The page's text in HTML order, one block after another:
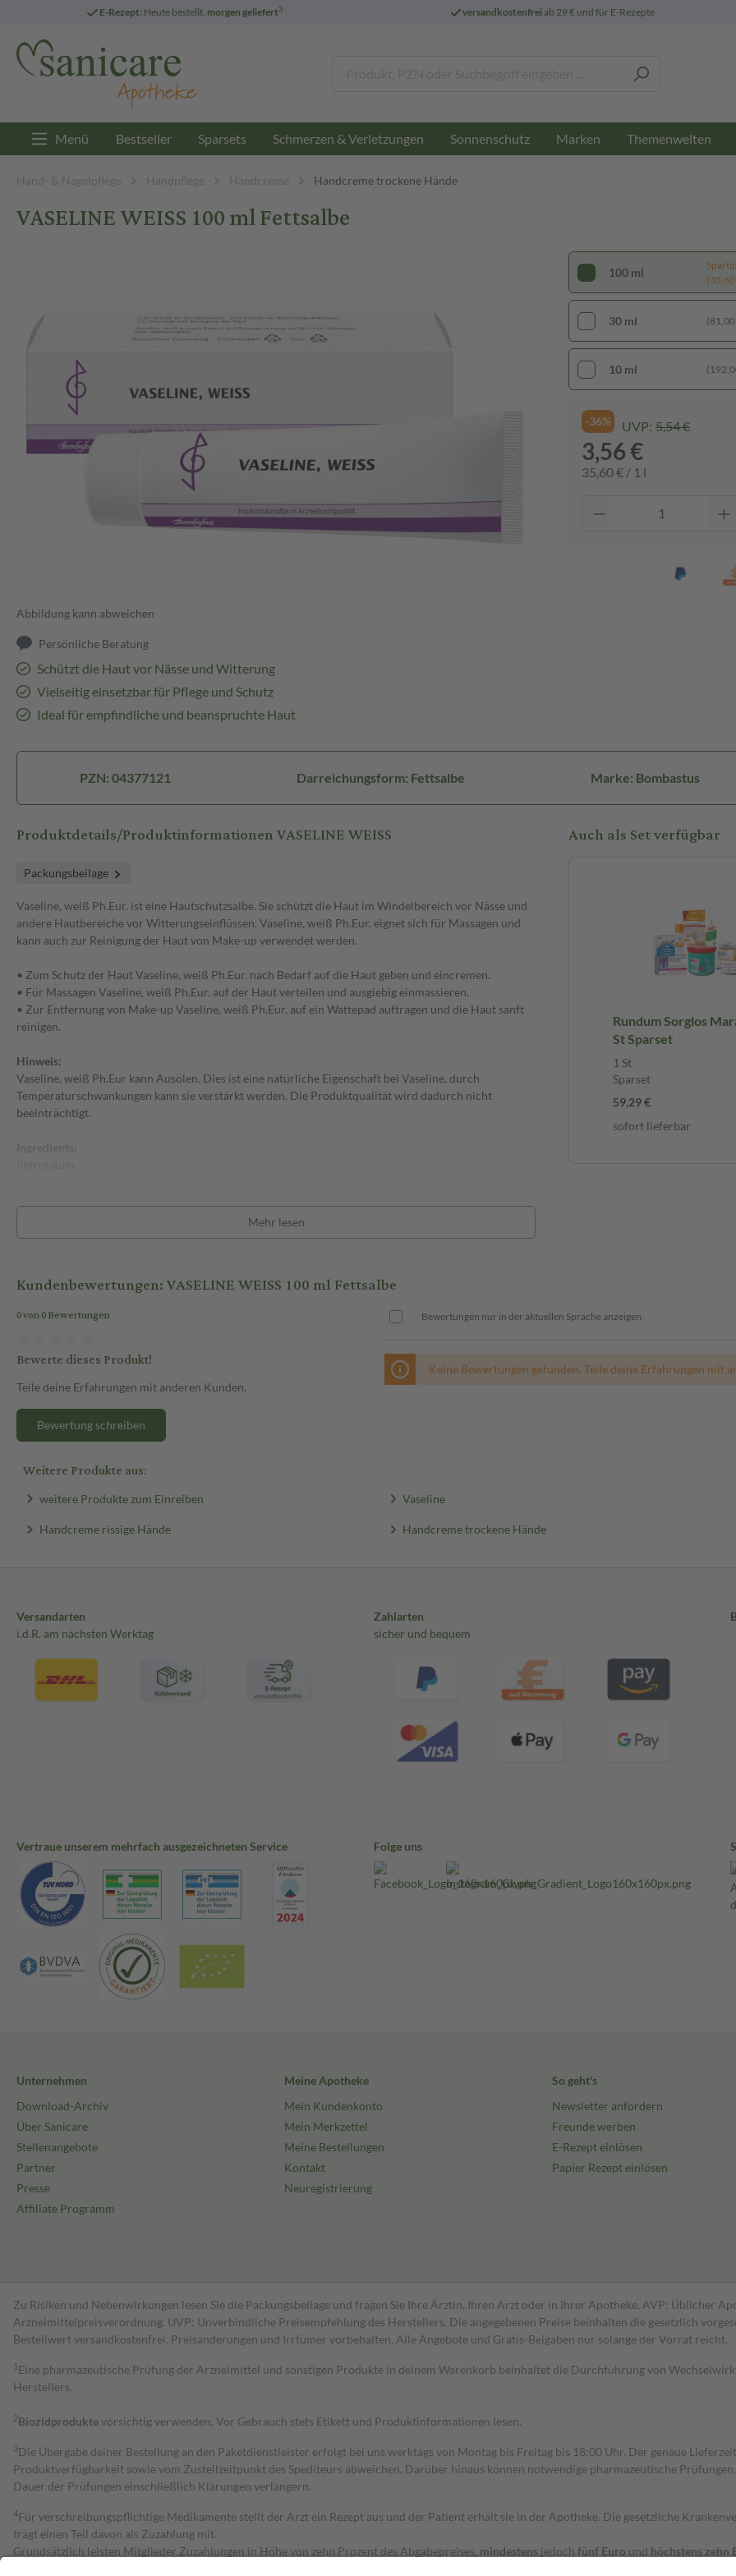
E-Rezept: Heute bestellt, morgen geliefert3 versandkostenfreiab 29 € und für E-Rezepte
Menü Bestseller Sparsets Schmerzen & Verletzungen Sonnenschutz Marken Themenwelten
Hand- & Nagelpflege Handpflege Handcreme Handcreme trockene Hände
VASELINE WEISS 100 ml Fettsalbe
Abbildung kann abweichen
Persönliche Beratung
Schützt die Haut vor Nässe und Witterung
Vielseitig einsetzbar für Pflege und Schutz
Ideal für empfindliche und beanspruchte Haut
100 ml
(35,60
30 ml (81,00
10 ml
-36% UVP: 5,54 €
3,56 €
35,60 € / 1 l
PZN: 04377121 Darreichungsform: Fettsalbe Marke: Bombastus
Produktdetails/Produktinformationen VASELINE WEISS
Packungsbeilage
Vaseline, weiß Ph.Eur. ist eine Hautschutzsalbe. Sie schützt die Haut im Windelbereich vor Nässe und
andere Hautbereiche vor Witterungseinflüssen. Vaseline, weiß Ph.Eur. eignet sich für Massagen und
kann auch zur Reinigung der Haut von Make-up verwendet werden.
• Zum Schutz der Haut Vaseline, weiß Ph.Eur. nach Bedarf auf die Haut geben und eincremen.
• Für Massagen Vaseline, weiß Ph.Eur. auf der Haut verteilen und ausgiebig einmassieren.
• Zur Entfernung von Make-up Vaseline, weiß Ph.Eur. auf ein Wattepad auftragen und die Haut sanft
reinigen.
Hinweis:
Vaseline, weiß Ph.Eur kann Ausölen. Dies ist eine natürliche Eigenschaft bei Vaseline, durch
Temperaturschwankungen kann sie verstärkt werden. Die Produktqualität wird dadurch nicht
beeinträchtigt.
Mehr lesen
Auch als Set verfügbar
Rundum Sorglos
St Sparset
1 St
Sparset
59,29 €
sofort lieferbar
Kundenbewertungen: VASELINE WEISS 100 ml Fettsalbe
0 von 0 Bewertungen
Bewerte dieses Produkt!
Teile deine Erfahrungen mit anderen Kunden.
Bewertung schreiben
Bewertungen nur in der aktuellen Sprache anzeigen.
Keine Bewertungen gefunden. Teile deine Erfahrungen mit
Weitere Produkte aus:
weitere Produkte zum Einreiben Vaseline
Handcreme rissige Hände Handcreme trockene Hände
Versandarten
i.d.R. am nächsten Werktag
Zahlarten
sicher und bequem
Vertraue unserem mehrfach ausgezeichneten Service Folge uns
Unternehmen
Download-Archiv
Über Sanicare
Stellenangebote
Partner
Presse
Affiliate Programm
Meine Apotheke
Mein Kundenkonto
Mein Merkzettel
Meine Bestellungen
Kontakt
Neuregistrierung
So geht's
Newsletter anfordern
Freunde werben
E-Rezept einlösen
Papier Rezept einlösen
Zu Risiken und Nebenwirkungen lesen Sie die Packungsbeilage und fragen Sie Ihre Ärztin, Ihren Arzt oder in Ihrer Apotheke. AVP: Üblicher
Arzneimittelpreisverordnung. UVP: Unverbindliche Preisempfehlung des Herstellers. Die angegebenen Preise beinhalten die gesetzlich
Bestell­wert versand­kosten­frei. Preisänderungen und Irrtümer vorbehalten. Alle Angebote und Gratis-Beigaben nur solange der Vorrat reicht.
1 Eine pharmazeutische Prüfung der Arzneimittel und sonstigen Produkte in deinem Warenkorb beinhaltet die Durchführung von
Herstellers.
2Biozidproduktevorsichtig verwenden. Vor Gebrauch stets Etikett und Produktinformationen lesen.
3Die Übergabe deiner Bestellung an den Paketdienstleister erfolgt bei uns werktags von Montag bis Freitag bis 18:00 Uhr. Der genaue
Produktverfügbarkeit sowie vom Zustellzeitpunkt des Spediteurs abweichen. Darüber hinaus können notwendige pharmazeutische
Dauer der Prüfungen einschließlich Klärungen verlängern.
4Für verschreibungspflichtige Medikamente stellt der Arzt ein Rezept aus und der Patient erhält sie in der Apotheke. Die gesetzliche
trägt einen Teil davon als Zuzahlung mit.
Grundsätzlich leisten Mitglieder Zuzahlungen in Höhe von zehn Prozent des Abgabepreises, mindestens jedoch fünf Euro und höchstens zehn